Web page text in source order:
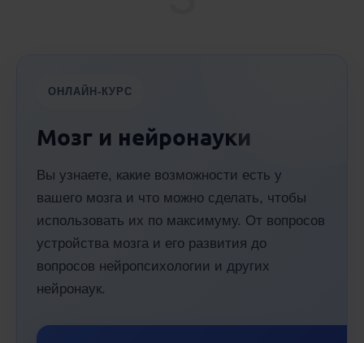
ОНЛАЙН-КУРС
Мозг и нейронауки
Вы узнаете, какие возможности есть у
вашего мозга и что можно сделать, чтобы
использовать их по максимуму. От вопросов
устройства мозга и его развития до
вопросов нейропсихологии и других
нейронаук.